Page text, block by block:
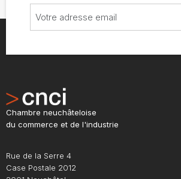
Chambre neuchâteloise
du commerce et de l'industrie
Rue de la Serre 4
Case Postale 2012